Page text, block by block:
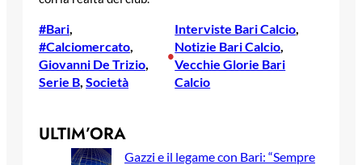
#Bari
#Calciomercato
Giovanni De Trizio
Serie B Società
•
Interviste Bari Calcio
Notizie Bari Calcio
Vecchie Glorie Bari
Calcio
ULTIM’ORA
Gazzi e il legame con Bari: “Sempre